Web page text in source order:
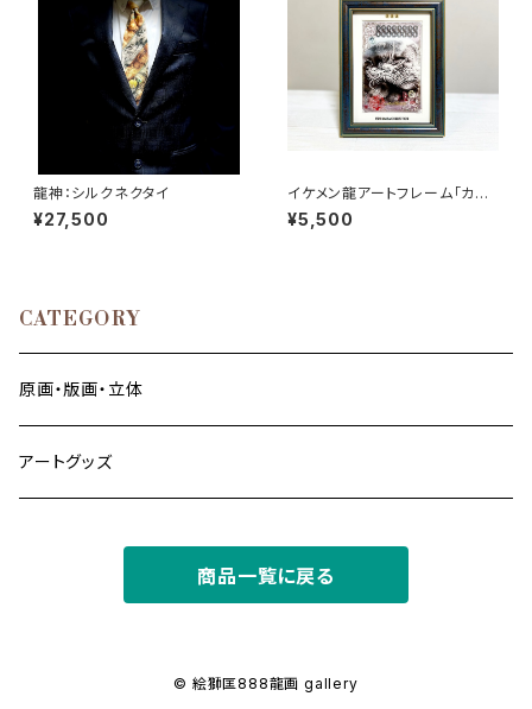
龍神：シルクネクタイ
¥27,500
イケメン龍アートフレーム「カッ
パーブルー・ゴールド」シール付
き
¥5,500
CATEGORY
原画・版画・立体
アートグッズ
商品一覧に戻る
© 絵獅匡888龍画 gallery